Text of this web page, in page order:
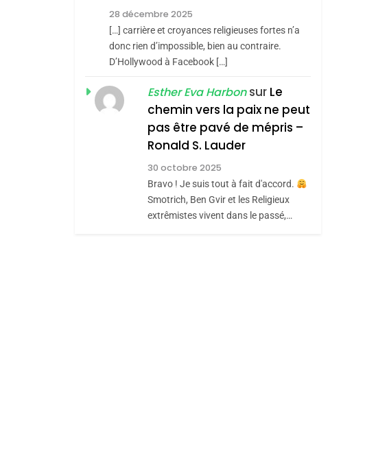
Meurtrière Selon Le
Rapport D’ADL
Contre
L’antisémitisme
FRANCE ISRAÉL
FIÈRE, DIGNE ET
RÉSILIENTE :
POURQUOI JE
REVENDIQUE MA
JUDAÏTE Par Thérèse
Zrihen-Dvir
ISRAÉL JUDAISME
CE QUI NOUS
MANQUE – Jacques
Hadida
JUDAISME
Maroc : Les Amandes
28 décembre 2025
[…] carrière et croyances religieuses fortes n’a
donc rien d’impossible, bien au contraire.
D’Hollywood à Facebook […]
Esther Eva Harbonsur Le
chemin vers la paix ne peut
pas être pavé de mépris –
Ronald S. Lauder
30 octobre 2025
Bravo ! Je suis tout à fait d'accord.
Smotrich, Ben Gvir et les Religieux
extrêmistes vivent dans le passé,…